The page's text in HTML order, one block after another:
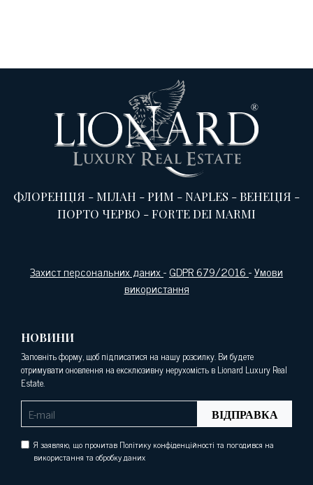
ФЛОРЕНЦІЯ -МІЛАН -РИМ -NAPLES -ВЕНЕЦІЯ -
ПОРТО ЧЕРВО -FORTE DEI MARMI
Захист персональних даних-GDPR 679/2016-Умови
використання
НОВИНИ
Заповніть форму, щоб підписатися на нашу розсилку. Ви будете
отримувати оновлення на ексклюзивну нерухомість в Lionard Luxury Real
Estate.
ВІДПРАВКА
Я заявляю, що прочитав Політику конфіденційності та погодився на
використання та обробку даних